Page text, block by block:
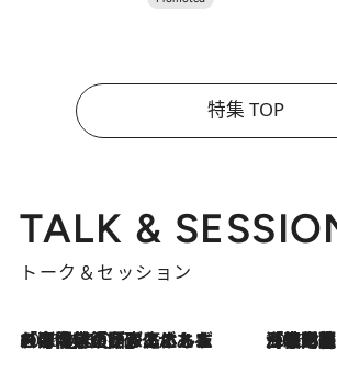
特集 TOP
TALK &
トーク＆セッション
2026.8.3
「今後値上げがあるとすれば…」「リスクがあるのは今年の冬」エネルギー専門家が語る、ホルムズ海峡封鎖が家庭にもたらす“ある心配” 2026.8.3
「住宅建てられない…」「サーチャージ料の高値が続いている」ホルムズ海峡封鎖